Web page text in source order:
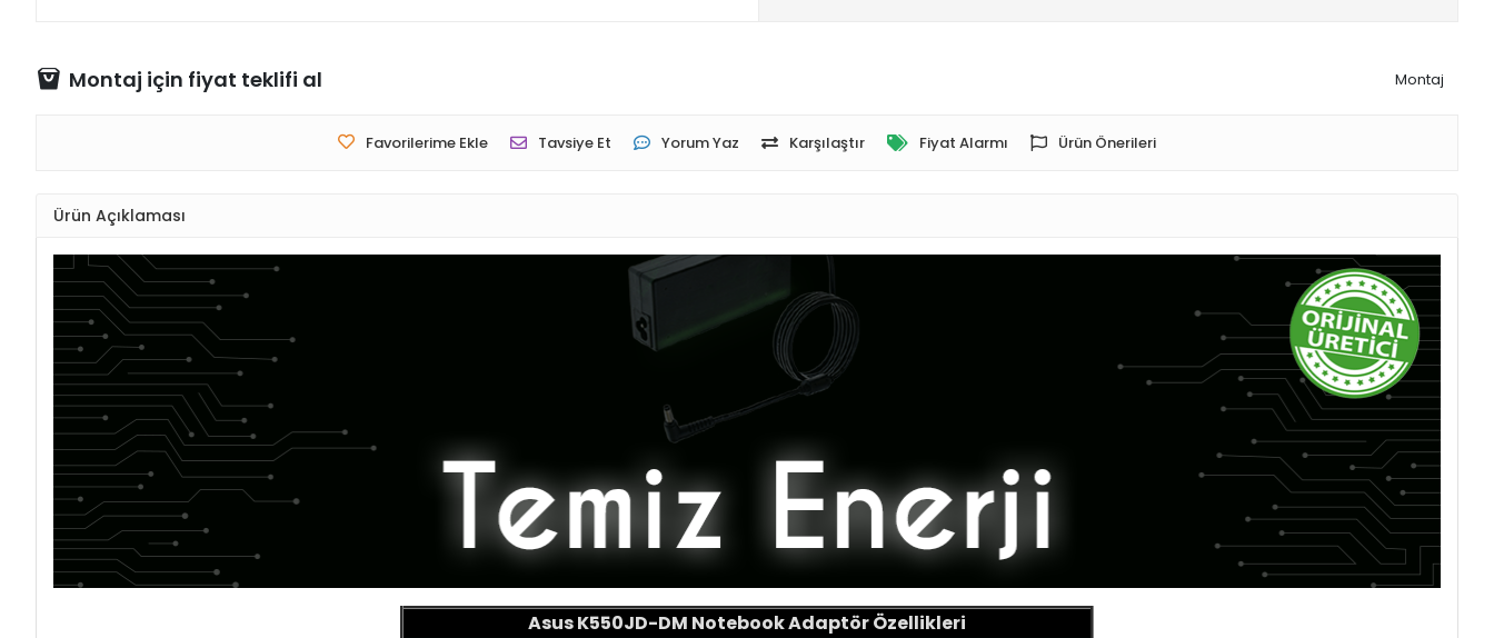
Montaj için fiyat teklifi al Montaj
Favorilerime Ekle Tavsiye Et Yorum Yaz Karşılaştır Fiyat Alarmı Ürün Önerileri
Ürün Açıklaması
Asus K550JD-DM Notebook Adaptör Özellikleri